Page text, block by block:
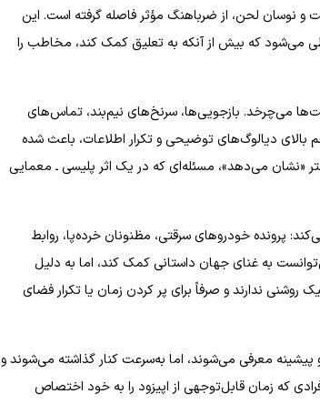
و نوسان لحن، از ضرباهنگ مؤثر فاصله گرفته است. این
می‌شود که بیش از آنکه به تعلیق کمک کند، مخاطب را
می‌چرخد. بازجویی‌ها، سرنخ‌های نیم‌بند، تماس‌های
بالای دیالوگ‌های توضیحی و تکرار اطلاعات، باعث شده
«نشان می‌دهد»، مسئله‌ای که در یک اثر پلیسی ـ معمایی
پرونده خودروهای سرقتی، مظنونان خرده‌پا، روابط
به غنای جهان داستانی کمک کند، اما به دلیل
ندارند و صرفاً برای پر کردن زمان یا تکرار فضای
معرفی می‌شوند، اما به‌سرعت کنار گذاشته می‌شوند و
که زمان قابل‌توجهی از اپیزود را به خود اختصاص